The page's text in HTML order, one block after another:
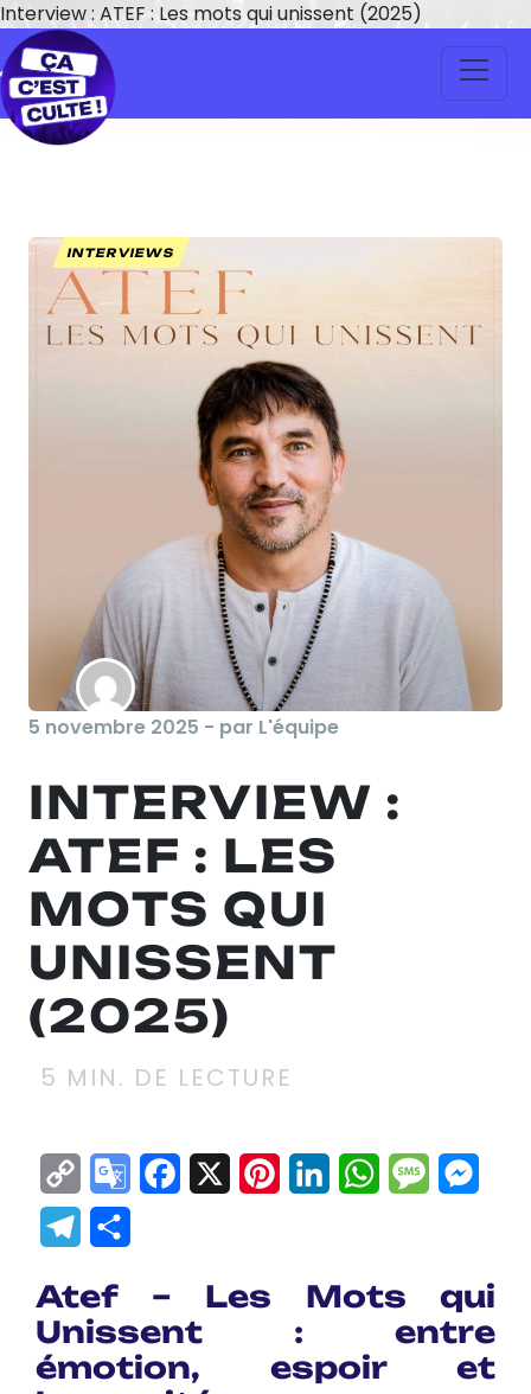
Interview : ATEF : Les mots qui unissent (2025)
INTERVIEWS
5 novembre 2025 - par L'équipe
INTERVIEW :
ATEF : LES
MOTS QUI
UNISSENT
(2025)
5 MIN. DE LECTURE
Copy
Link
GoogleFacebook
X Pinterest
LinkedInWhatsApp
Telegram
Atef – Les Mots qui
Unissent : entre
émotion, espoir et